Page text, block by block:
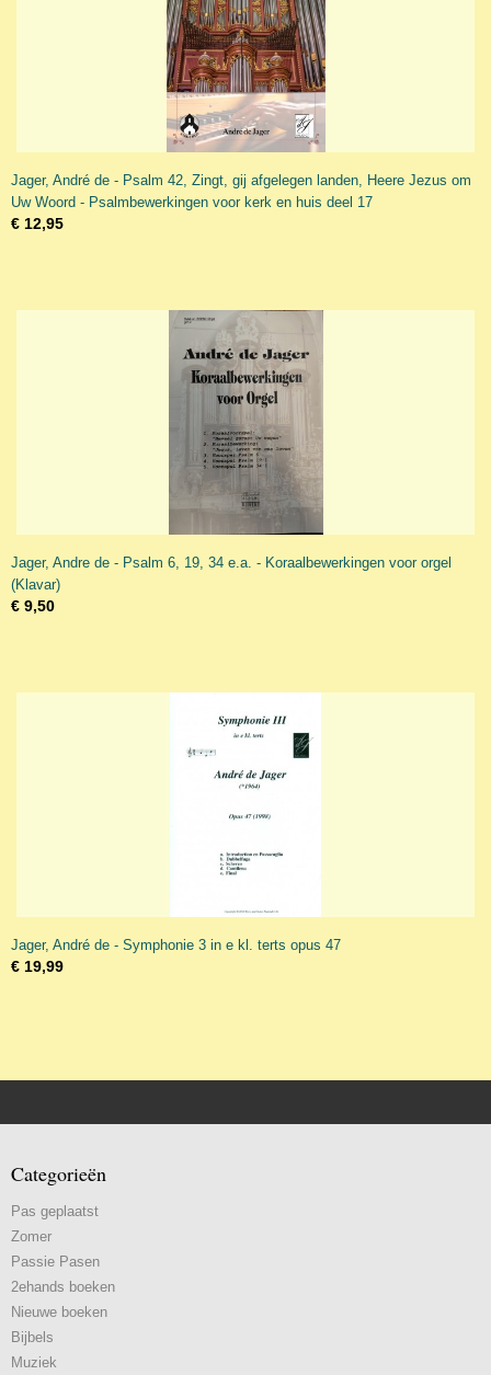
Jager, André de - Psalm 42, Zingt, gij afgelegen landen, Heere Jezus om
Uw Woord - Psalmbewerkingen voor kerk en huis deel 17
€ 12,95
Jager, Andre de - Psalm 6, 19, 34 e.a. - Koraalbewerkingen voor orgel
(Klavar)
€ 9,50
Jager, André de - Symphonie 3 in e kl. terts opus 47
€ 19,99
Categorieën
Pas geplaatst
Zomer
Passie Pasen
2ehands boeken
Nieuwe boeken
Bijbels
Muziek